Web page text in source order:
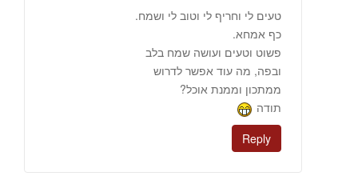
טעים לי וחריף לי וטוב לי ושמח.
כף אמחא.
פשוט וטעים ועושה שמח בלב
ובפה, מה עוד אפשר לדרוש
ממתכון וממנת אוכל?
תודה
Reply